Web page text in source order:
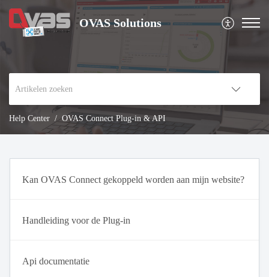
OVAS Solutions
Help Center OVAS Connect Plug-in & API
Kan OVAS Connect gekoppeld worden aan mijn website?
Handleiding voor de Plug-in
Api documentatie